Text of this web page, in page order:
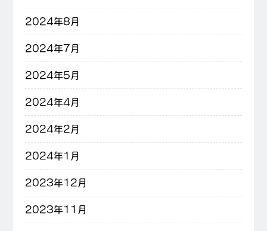
2024年8月
2024年7月
2024年5月
2024年4月
2024年2月
2024年1月
2023年12月
2023年11月